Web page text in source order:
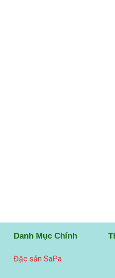
Danh Mục Chính
Đặc sản SaPa